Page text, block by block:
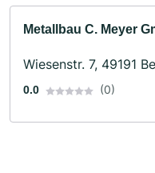
Metallbau C. Meyer
Wiesenstr. 7, 49191
0.0 (0)